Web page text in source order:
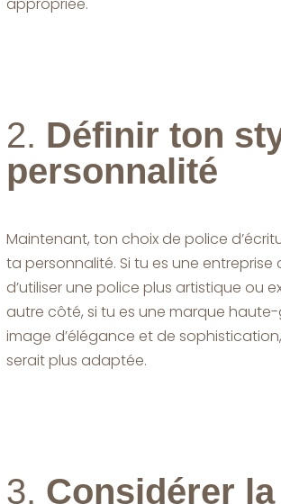
2. Définir ton
personnalité
Maintenant, ton choix de police
ta personnalité. Si tu es une
d’utiliser une police plus artistique ou
autre côté, si tu es une marque
image d’élégance et de
serait plus adaptée.
3. Considérer